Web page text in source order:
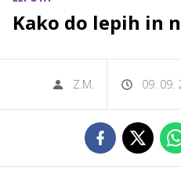
Kako do lepih in
Z.M. 09. 09.